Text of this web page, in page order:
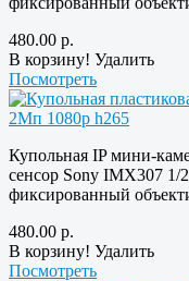
480.00 р.
В корзину! Удалить
Посмотреть
Купольная IP мини-
сенсор Sony IMX307 1/
фиксированный
480.00 р.
В корзину! Удалить
Посмотреть